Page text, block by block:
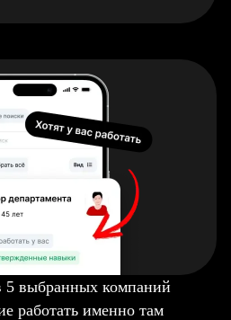
5 выбранных компаний
работать именно там